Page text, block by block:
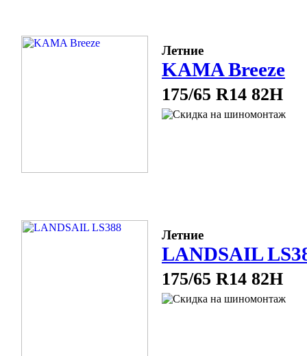
Летние
KAMA Breeze
175/65 R14 82H
Летние
LANDSAIL
175/65 R14 82H